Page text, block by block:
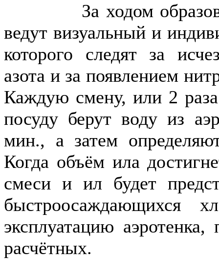
За ходом
ведут визуальный и
которого следят за
азота и за появлением
Каждую смену, или 2
посуду берут воду из
мин., а затем
Когда объём ила
смеси и ил будет
быстроосаждающихся
эксплуатацию
расчётных.